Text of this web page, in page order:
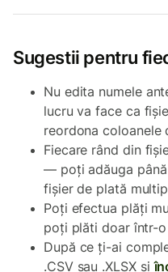
Sugestii pentru
Nu edita numele
lucru va face ca
reordona coloanele
Fiecare rând din
— poți adăuga
fișier de plată
Poți efectua plăți
poți plăti doar într-
După ce ți-ai
.CSV sau .XLSX și